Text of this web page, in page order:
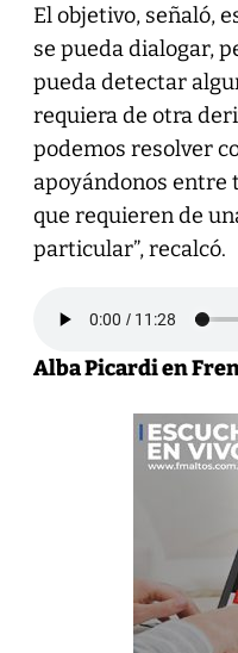
El objetivo, señaló,
se pueda dialogar,
pueda detectar
requiera de otra
podemos resolver
apoyándonos entre
que requieren de
particular”, recalcó.
Alba Picardi en